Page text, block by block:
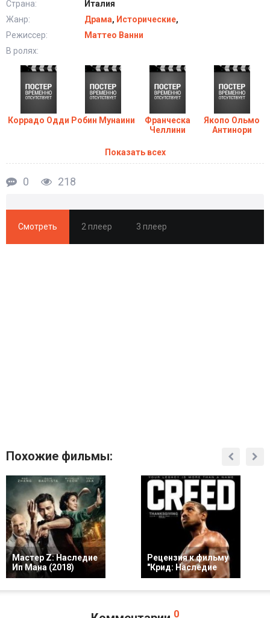
Страна:
Италия
Жанр:
Драма, Исторические,
Режиссер:
Маттео Ванни
В ролях:
Коррадо Одди Робин Мунаини
Франческа
Челлини
Якопо Ольмо
Антинори
Показать всех
0 218
Смотреть 2 плеер 3 плеер
Похожие фильмы:
Мастер Z: Наследие
Ип Мана (2018)
Рецензия к фильму
"Крид: Наследие
0